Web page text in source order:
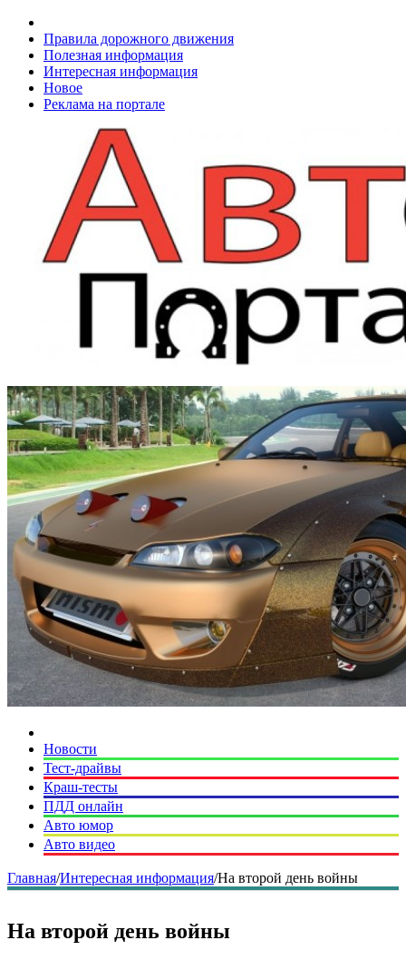
Правила дорожного движения
Полезная информация
Интересная информация
Новое
Реклама на портале
Новости
Тест-драйвы
Краш-тесты
ПДД онлайн
Авто юмор
Авто видео
Главная/Интересная информация/На второй день войны
На второй день войны